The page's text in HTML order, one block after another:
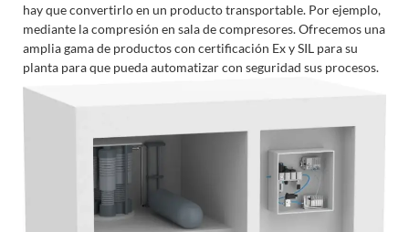
hay que convertirlo en un producto transportable. Por ejemplo,
mediante la compresión en sala de compresores. Ofrecemos una
amplia gama de productos con certificación Ex y SIL para su
planta para que pueda automatizar con seguridad sus procesos.